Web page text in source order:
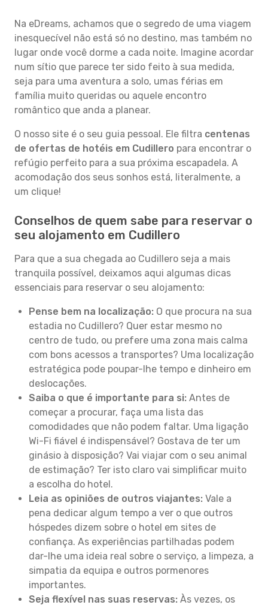
Na eDreams, achamos que o segredo de uma viagem
inesquecível não está só no destino, mas também no
lugar onde você dorme a cada noite. Imagine acordar
num sítio que parece ter sido feito à sua medida,
seja para uma aventura a solo, umas férias em
família muito queridas ou aquele encontro
romântico que anda a planear.
O nosso site é o seu guia pessoal. Ele filtra centenas
de ofertas de hotéis em Cudillero para encontrar o
refúgio perfeito para a sua próxima escapadela. A
acomodação dos seus sonhos está, literalmente, a
um clique!
Conselhos de quem sabe para reservar o
seu alojamento em Cudillero
Para que a sua chegada ao Cudillero seja a mais
tranquila possível, deixamos aqui algumas dicas
essenciais para reservar o seu alojamento:
Pense bem na localização: O que procura na sua
estadia no Cudillero? Quer estar mesmo no
centro de tudo, ou prefere uma zona mais calma
com bons acessos a transportes? Uma localização
estratégica pode poupar-lhe tempo e dinheiro em
deslocações.
Saiba o que é importante para si: Antes de
começar a procurar, faça uma lista das
comodidades que não podem faltar. Uma ligação
Wi-Fi fiável é indispensável? Gostava de ter um
ginásio à disposição? Vai viajar com o seu animal
de estimação? Ter isto claro vai simplificar muito
a escolha do hotel.
Leia as opiniões de outros viajantes: Vale a
pena dedicar algum tempo a ver o que outros
hóspedes dizem sobre o hotel em sites de
confiança. As experiências partilhadas podem
dar-lhe uma ideia real sobre o serviço, a limpeza, a
simpatia da equipa e outros pormenores
importantes.
Seja flexível nas suas reservas: Às vezes, os